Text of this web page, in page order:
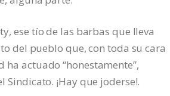
ese tío de las barbas que lleva
del pueblo que, con toda su cara
actuado “honestamente”,
¡Hay que joderse!.